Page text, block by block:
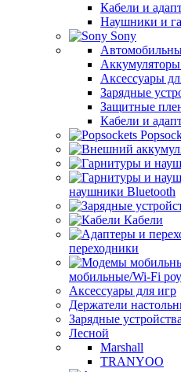
Кабели и
Наушники и
Sony
Аксессуары
Зарядные
Защитные
Кабели и
наушники Bluetooth
Кабели
переходники
мобильные/Wi-Fi
Аксессуары для игр
Держатели
Зарядные
Лесной
Marshall
TRANYOO